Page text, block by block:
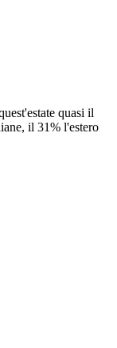
quasi il
il 31% l'estero